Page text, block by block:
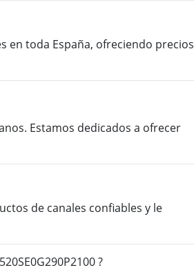
en toda España, ofreciendo precios
Estamos dedicados a ofrecer
de canales confiables y le
?